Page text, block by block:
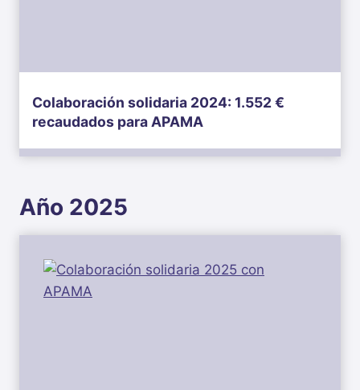
Colaboración solidaria 2024: 1.552 €
recaudados para APAMA
Año 2025